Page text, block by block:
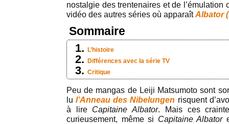
nostalgie des trentenaires et de l’émulation
vidéo des autres séries où apparaîtAlbator
Sommaire
L’histoire
Différences avec la série TV
Critique
Peu de mangas de Leiji Matsumoto sont
lul’Anneau des Nibelungen risquent
à lire Capitaine Albator. Mais ces
curieusement, même si Capitaine Albator